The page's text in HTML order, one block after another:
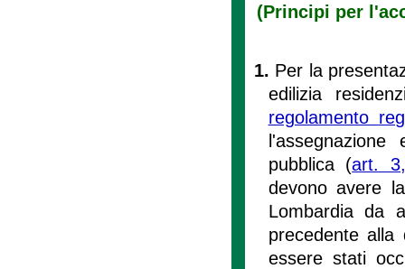
(Principi per
1. Per la
edilizia
regolamento
pubblica (art.
devono avere
Lombardia da
precedente
essere stati